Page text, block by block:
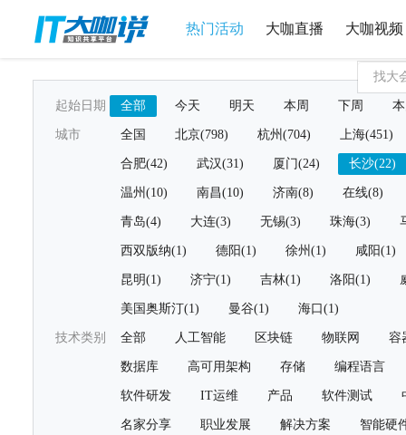
热门活动 大咖直播 大咖视频
起始日期 全部 今天 明天 本周 下周
城市 全国 北京(798) 杭州(704) 上海(451)
合肥(42) 武汉(31) 厦门(24) 长沙(22)
温州(10) 南昌(10) 济南(8) 在线(8)
青岛(4) 大连(3) 无锡(3) 珠海(3)
西双版纳(1) 德阳(1) 徐州(1) 咸阳(1)
昆明(1) 济宁(1) 吉林(1) 洛阳(1)
美国奥斯汀(1) 曼谷(1) 海口(1)
技术类别 全部 人工智能 区块链 物联网 容
数据库 高可用架构 存储 编程语言
软件研发 IT运维 产品 软件测试
名家分享 职业发展 解决方案 智能硬